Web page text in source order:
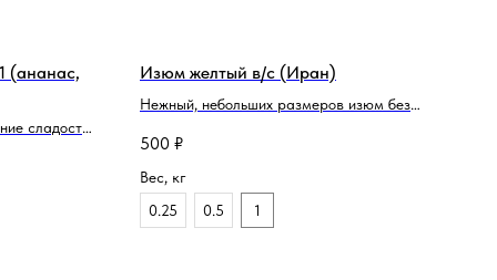
(ананас,
сладости
из
Изюм желтый в/с (Иран)
Нежный, небольших размеров изюм без
кашам, сырникам и привнёсет «изюминку»
в мясные блюда.
500 ₽
Вес, кг
0.25
0.5 1